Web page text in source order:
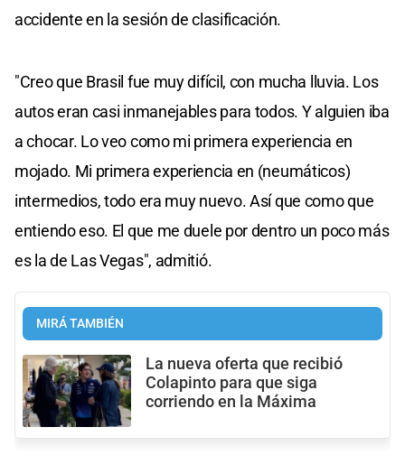
accidente en la sesión de clasificación.
"Creo que Brasil fue muy difícil, con mucha lluvia. Los
autos eran casi inmanejables para todos. Y alguien iba
a chocar. Lo veo como mi primera experiencia en
mojado. Mi primera experiencia en (neumáticos)
intermedios, todo era muy nuevo. Así que como que
entiendo eso. El que me duele por dentro un poco más
es la de Las Vegas", admitió.
MIRÁ TAMBIÉN
La nueva oferta que recibió
Colapinto para que siga
corriendo en la Máxima